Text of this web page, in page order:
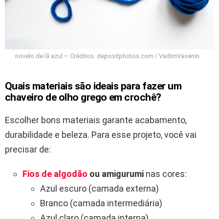
novelo de lã azul – Créditos: depositphotos.com / VadimVasenin
Quais materiais são ideais para fazer um
chaveiro de olho grego em crochê?
Escolher bons materiais garante acabamento,
durabilidade e beleza. Para esse projeto, você vai
precisar de:
Fios de algodão ou amigurumi nas cores:
Azul escuro (camada externa)
Branco (camada intermediária)